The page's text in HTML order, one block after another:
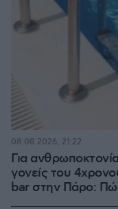
Για
γονείς του
bar στην Πάρο:
08.08.2026, 21:22